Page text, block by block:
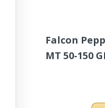
Falcon
MT 50-150